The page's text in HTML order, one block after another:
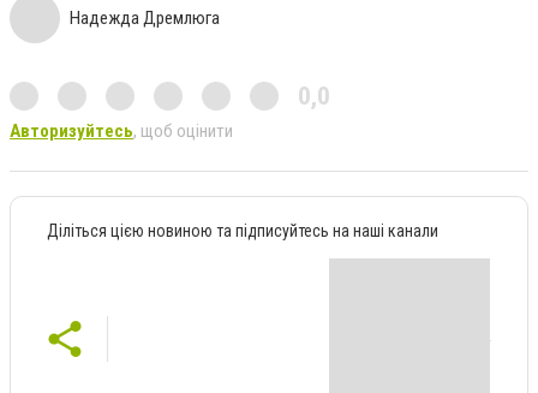
Надежда Дремлюга
0,0
Авторизуйтесь, щоб оцінити
Діліться цією новиною та підписуйтесь на наші канали